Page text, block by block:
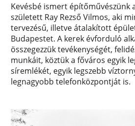
Kevésbé ismert építőművészünk
született Ray Rezső Vilmos, aki
tervezésű, illetve átalakított
Budapestet. A kerek évforduló
összegezzük tevékenységét,
munkáit, köztük a főváros egyik
síremlékét, egyik legszebb
legnagyobb telefonközpontját is.